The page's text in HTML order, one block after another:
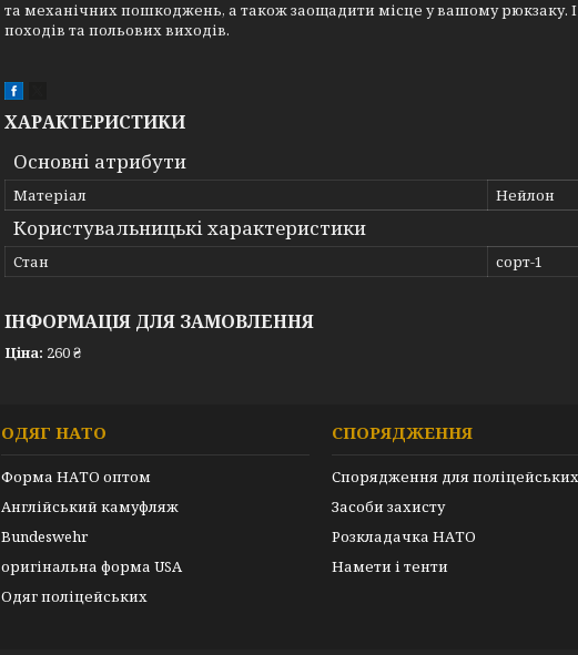
та механічних пошкоджень, а також заощадити місце у вашому рюкзаку.
походів та польових виходів.
ХАРАКТЕРИСТИКИ
Основні атрибути
Матеріал Нейлон
Користувальницькі характеристики
Стан сорт-1
ІНФОРМАЦІЯ ДЛЯ ЗАМОВЛЕННЯ
Ціна: 260 ₴
ОДЯГ НАТО
Форма НАТО оптом
Англійський камуфляж
Bundeswehr
оригінальна форма USA
Одяг поліцейських
СПОРЯДЖЕННЯ
Спорядження для
Засоби захисту
Розкладачка НАТО
Намети і тенти